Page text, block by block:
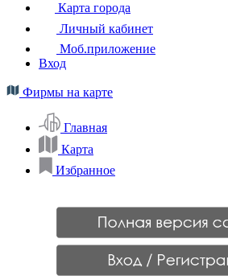
Карта города
Личный кабинет
Моб.приложение
Вход
Фирмы на карте
Главная
Карта
Избранное